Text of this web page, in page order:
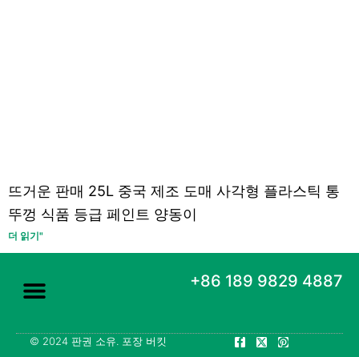
뜨거운 판매 25L 중국 제조 도매 사각형 플라스틱 통
뚜껑 식품 등급 페인트 양동이
더 읽기"
+86 189 9829 4887
© 2024 판권 소유. 포장 버킷
F
a
X
-
P
i